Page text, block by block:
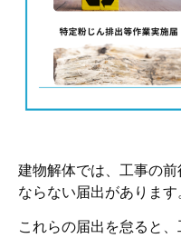
建物解体では、工事の
ならない届出があります
これらの届出を怠ると